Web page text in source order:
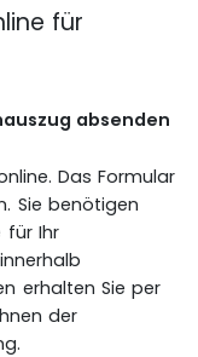
für
absenden
Das Formular
Sie benötigen
für Ihr
erhalten Sie per
der